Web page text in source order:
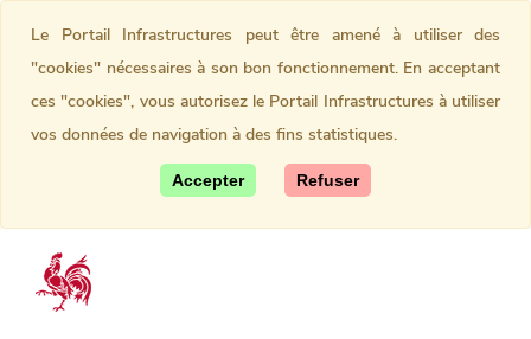
Le Portail Infrastructures peut être amené à utiliser des
"cookies" nécessaires à son bon fonctionnement. En acceptant
ces "cookies", vous autorisez le Portail Infrastructures à utiliser
vos données de navigation à des fins statistiques.
Accepter Refuser